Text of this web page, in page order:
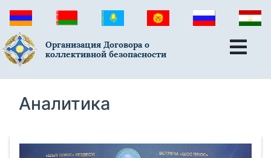
Организация Договора о
коллективной безопасности
Аналитика